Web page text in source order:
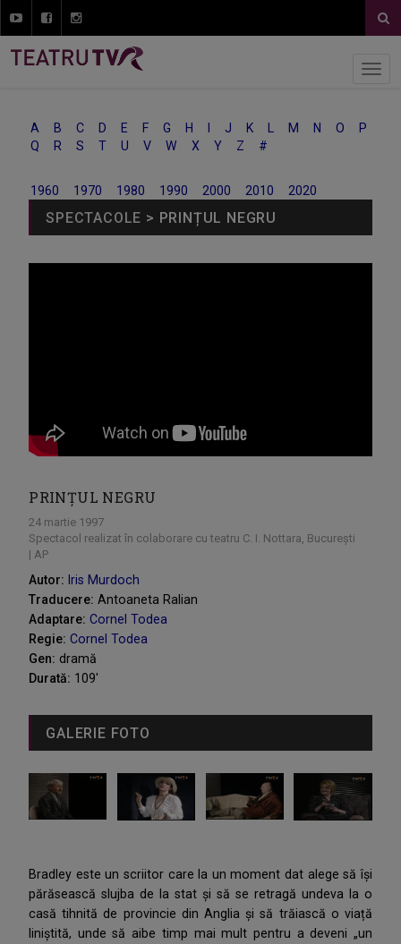
A B C D E F G H J K M N O
P
Q
R S T U V W X Y Z #
1960 1970 1980 1990 2000 2010 2020
SPECTACOLE > PRINȚUL NEGRU
PRINȚUL NEGRU
24 martie 1997
Spectacol realizat în colaborare cu teatru C. I. Nottara, București
| AP
Autor: Iris Murdoch
Traducere: Antoaneta Ralian
Adaptare: Cornel Todea
Regie: Cornel Todea
Gen: dramă
Durată: 109'
GALERIE FOTO
Bradley este un scriitor care la un moment dat alege să își
părăsească slujba de la stat și să se retragă undeva la o
casă tihnită de provincie din Anglia și să trăiască o viață
liniștită, unde să aibe timp mai mult pentru a deveni „un